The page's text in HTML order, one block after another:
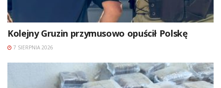
Kolejny Gruzin przymusowo opuścił Polskę
7 SIERPNIA 2026